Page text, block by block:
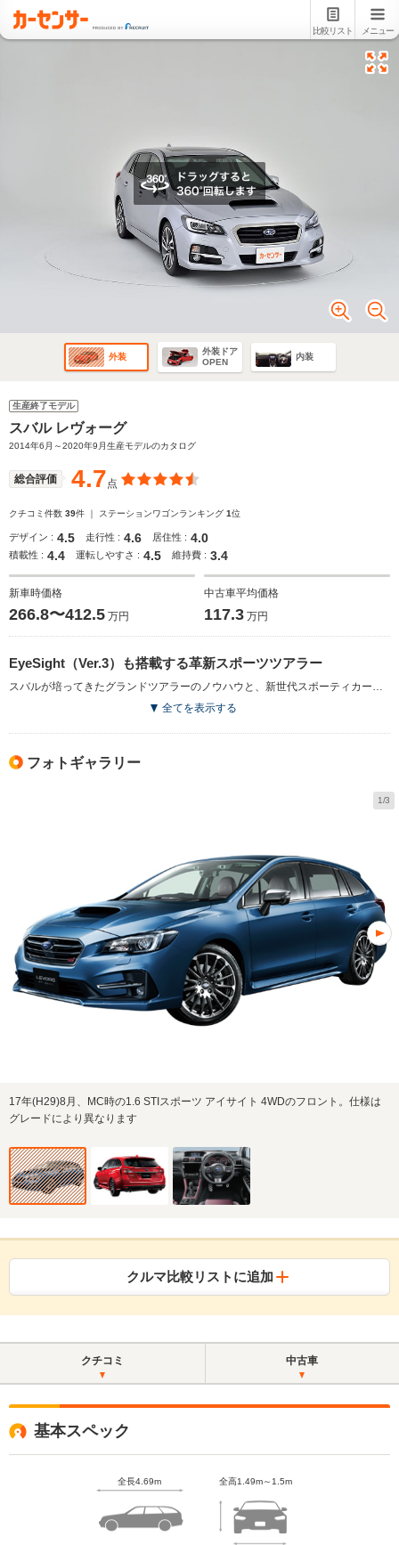
比較リスト メニュー
外装
外装ドア
OPEN
内装
生産終了モデル
スバル レヴォーグ
2014年6月～2020年9月生産モデルのカタログ
総合評価 4.7点
クチコミ件数 39件 ｜ ステーションワゴンランキング 1位
デザイン : 4.5 走行性 : 4.6 居住性 : 4.0
積載性 : 4.4 運転しやすさ : 4.5 維持費 : 3.4
新車時価格
266.8〜412.5 万円
中古車平均価格
117.3 万円
EyeSight（Ver.3）も搭載する革新スポーツツアラー
スバルが培ってきたグランドツアラーのノウハウと、新世代スポーティカーの技術やアイデアを融合させた「革新スポーツツアラー」。スポーツクーペのスタイリッシュさとワゴンの利便性との両立が図られている。大きくなり過ぎた兄貴分のレガシィツーリングワゴンよりもコンパクトなサイズながら、荷室容量は逆に拡大されるなど、高いユーティリティ性能が与えられている。また、スバル独自の運転支援システム、EyeSight（Ver.3）を初搭載するなど安全性も配慮された。エンジンは1.6Lと2Lの2種類の水平対向4気筒ターボで、前者は2.5LのNAエンジンと同等の最高出力と、それを上回るトルク特性を発揮しながら高い環境性能を実現している（2014.6）
全てを表示する
フォトギャラリー
1/3
17年(H29)8月、MC時の1.6 STIスポーツ アイサイト 4WDのフロント。仕様は
グレードにより異なります
クルマ比較リストに追加
クチコミ 中古車
基本スペック
全長4.69m 全高1.49m～1.5m